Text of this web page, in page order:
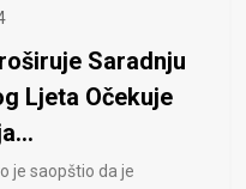
Saradnju
Ljeta Očekuje
je saopštio da je